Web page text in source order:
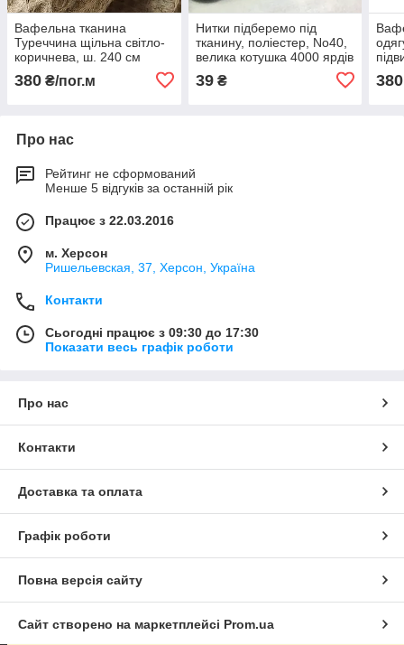
Вафельна тканина
Туреччина щільна світло-
коричнева, ш. 240 см
380 ₴/пог.м
Нитки підберемо під
тканину, поліестер, No40,
велика котушка 4000 ярдів
39₴ 380
Про нас
Рейтинг не сформований
Менше 5 відгуків за останній рік
Працює з 22.03.2016
м. Херсон
Ришельевская, 37, Херсон, Україна
Контакти
Сьогодні працює з 09:30 до 17:30
Показати весь графік роботи
Про нас
Контакти
Доставка та оплата
Графік роботи
Повна версія сайту
Сайт створено на маркетплейсі Prom.ua